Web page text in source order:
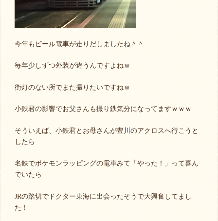
今年もビール電車が走りだしましたね＾＾
毎年少しずつ外装が違うんですよねｗ
街灯のない所でまた撮りたいですねｗ
小鉄君の影響でお父さんも撮り鉄気分になってますｗｗｗ
そういえば、小鉄君とお母さんが豊川のアクロスへ行こうと
したら
名鉄でポケモンラッピングの電車みて「やった！」って喜ん
でいたら
JRの踏切でドクター東海に出会ったそうで大興奮してまし
た！